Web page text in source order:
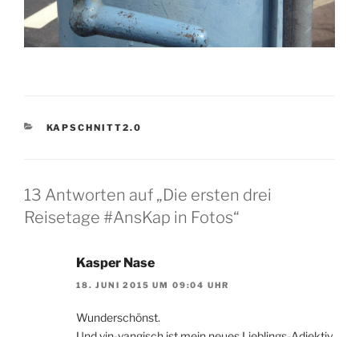
KATEGORIEN
KAPSCHNITT2.0
13 Antworten auf „Die ersten drei
Reisetage #AnsKap in Fotos“
Kasper Nase
18. JUNI 2015 UM 09:04 UHR
Wunderschönst.